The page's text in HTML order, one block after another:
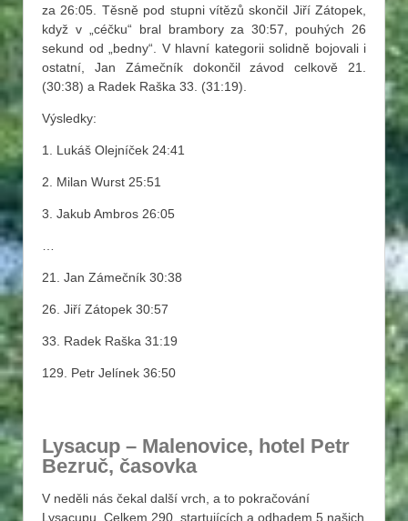
za 26:05. Těsně pod stupni vítězů skončil Jiří Zátopek,
když v „céčku“ bral brambory za 30:57, pouhých 26
sekund od „bedny“. V hlavní kategorii solidně bojovali i
ostatní, Jan Zámečník dokončil závod celkově 21.
(30:38) a Radek Raška 33. (31:19).
Výsledky:
1. Lukáš Olejníček 24:41
2. Milan Wurst 25:51
3. Jakub Ambros 26:05
21. Jan Zámečník 30:38
26. Jiří Zátopek 30:57
33. Radek Raška 31:19
129. Petr Jelínek 36:50
Lysacup – Malenovice, hotel Petr
Bezruč, časovka
V neděli nás čekal další vrch, a to pokračování
Lysacupu. Celkem 290. startujících a odhadem 5 našich